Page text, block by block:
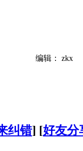
编辑： zkx
纠错] [好友分